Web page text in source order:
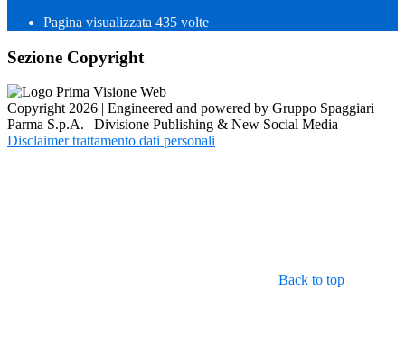
Pagina visualizzata 435 volte
Sezione Copyright
Copyright 2026 | Engineered and powered by Gruppo Spaggiari
Parma S.p.A. | Divisione Publishing & New Social Media
Disclaimer trattamento dati personali
Back to top